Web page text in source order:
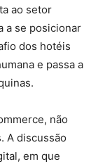
ao setor
a se posicionar
dos hotéis
e passa a
não
A discussão
em que